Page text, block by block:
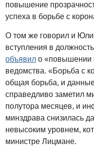
повышение
успеха в борьбе с
О том же говорил и
вступления в
объявил о «повышении
ведомства. «Борьба с
общая борьба, и
справедливо заметил
полутора месяцев, и
минздрава снизилась
невысоким уровнем,
министре Лицмане.